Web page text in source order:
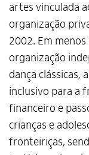
artes vinculada
organização
2002. Em
organização
dança clássicas,
inclusivo para a
financeiro e
crianças e
fronteiriças,